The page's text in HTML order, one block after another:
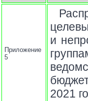
Приложение
5
и
2021